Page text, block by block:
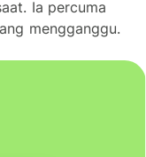
Ia percuma
mengganggu.